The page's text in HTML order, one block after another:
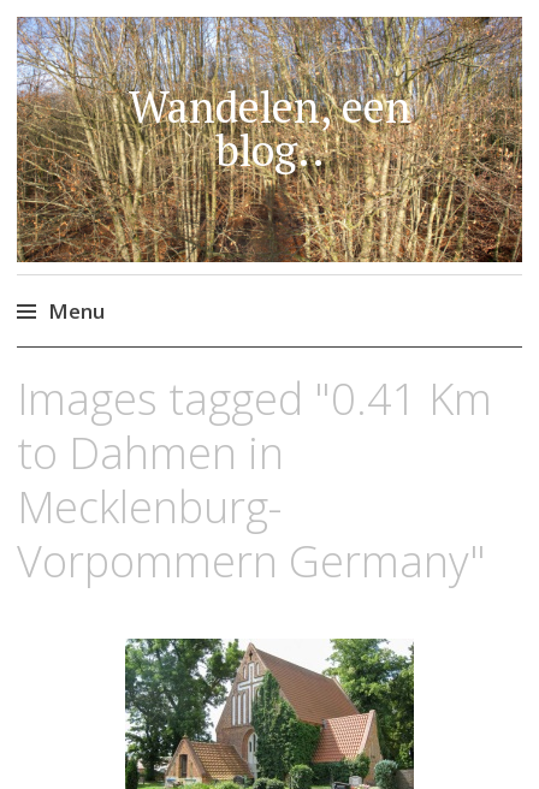
Wandelen, een
blog..
Menu
de
springen
Images tagged "0.41 Km
to Dahmen in
Mecklenburg-
Vorpommern Germany"